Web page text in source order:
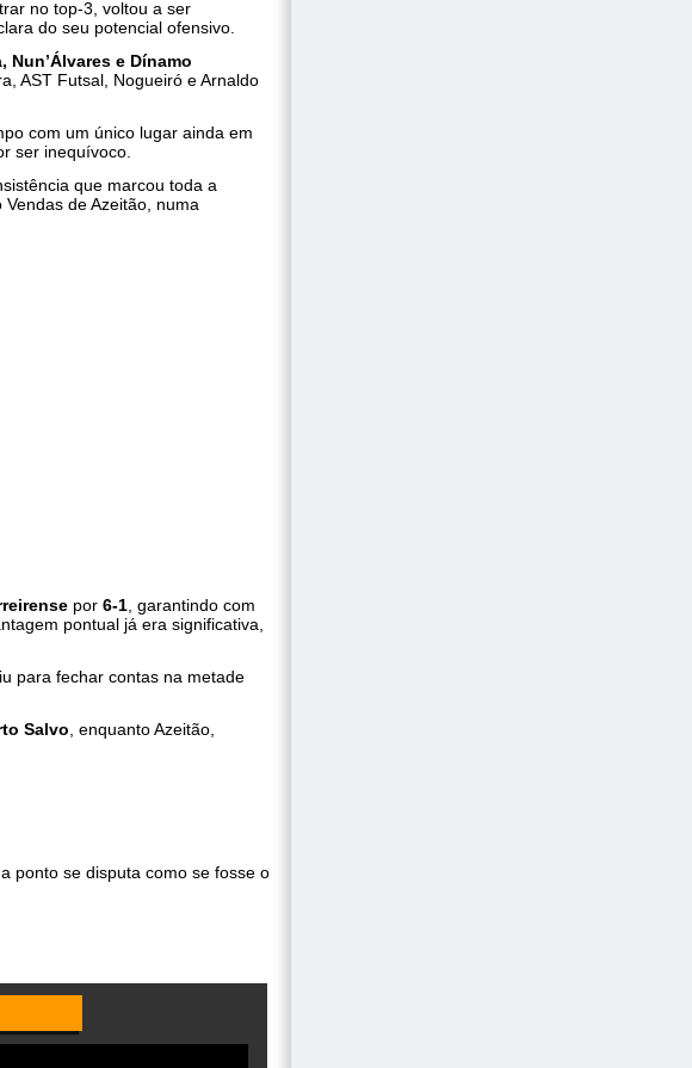
no top-3, voltou a ser
do seu potencial ofensivo.
Nun’Álvares e Dínamo
AST Futsal, Nogueiró e Arnaldo
com um único lugar ainda em
ser inequívoco.
que marcou toda a
Vendas de Azeitão, numa
por 6-1 , garantindo com
pontual já era significativa,
para fechar contas na metade
Salvo , enquanto Azeitão,
ponto se disputa como se fosse o